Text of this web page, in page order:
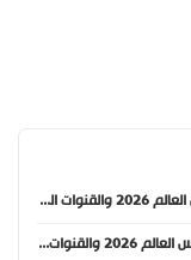
موعد مباراة إنجلترا وكرواتيا في كأس العالم 2026 والقنوات الناقلة
موعد مباراة البرتغال والكونغو في كأس العالم 2026 والقنوات الناقلة